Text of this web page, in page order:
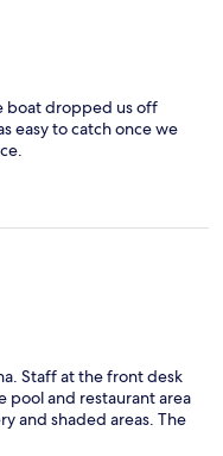
boat dropped us off
easy to catch once we
Staff at the front desk
pool and restaurant area
and shaded areas. The